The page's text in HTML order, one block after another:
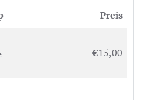
Preis
€15,00